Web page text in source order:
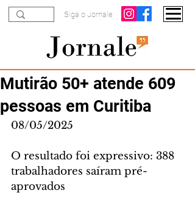
Siga o Jornale
Mutirão 50+ atende 609
pessoas em Curitiba
08/05/2025
O resultado foi expressivo: 388
trabalhadores saíram pré-
aprovados